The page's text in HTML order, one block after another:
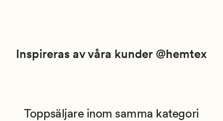
Inspireras av våra kunder @hemtex
Toppsäljare inom samma kategori